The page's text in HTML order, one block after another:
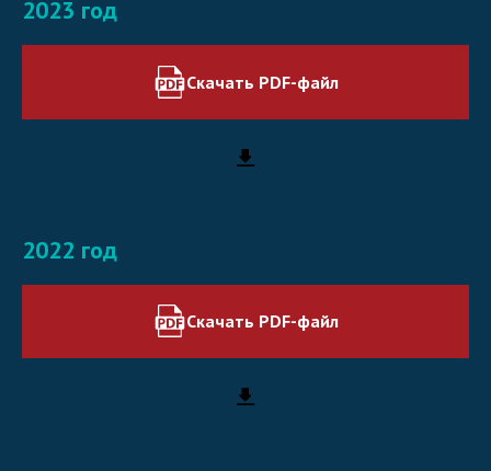
2023 год
Скачать PDF-файл
2022 год
Скачать PDF-файл